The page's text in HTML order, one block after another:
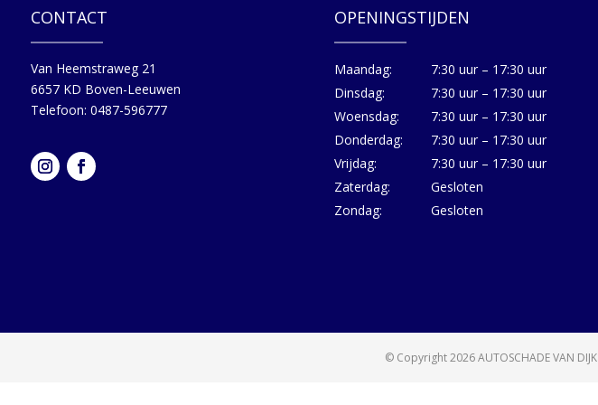
CONTACT
Van Heemstraweg 21
6657 KD Boven-Leeuwen
Telefoon: 0487-596777
OPENINGSTIJDEN
Maandag:
7:30 uur – 17:30 uur
Dinsdag:
7:30 uur – 17:30 uur
Woensdag:
7:30 uur – 17:30 uur
Donderdag:
7:30 uur – 17:30 uur
Vrijdag:
7:30 uur – 17:30 uur
Zaterdag:
Gesloten
Zondag:
Gesloten
© Copyright 2026 AUTOSCHADE VAN DIJK